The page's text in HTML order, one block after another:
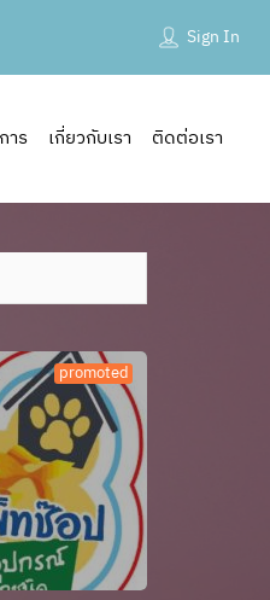
Sign In
าร เกี่ยวกับเรา ติดต่อเรา
promoted